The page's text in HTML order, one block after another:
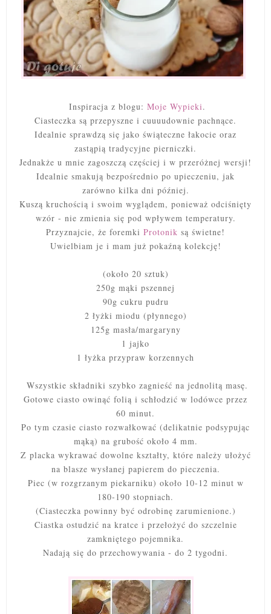
Inspiracja z blogu: Moje Wypieki.
Ciasteczka są przepyszne i cuuuudownie pachnące.
Idealnie sprawdzą się jako świąteczne łakocie oraz
zastąpią tradycyjne pierniczki.
Jednakże u mnie zagoszczą częściej i w przeróżnej wersji!
Idealnie smakują bezpośrednio po upieczeniu, jak
zarówno kilka dni później.
Kuszą kruchością i swoim wyglądem, ponieważ odciśnięty
wzór - nie zmienia się pod wpływem temperatury.
Przyznajcie, że foremki Protonik są świetne!
Uwielbiam je i mam już pokaźną kolekcję!
(około 20 sztuk)
250g mąki pszennej
90g cukru pudru
2 łyżki miodu (płynnego)
125g masła/margaryny
1 jajko
1 łyżka przypraw korzennych
Wszystkie składniki szybko zagnieść na jednolitą masę.
Gotowe ciasto owinąć folią i schłodzić w lodówce przez
60 minut.
Po tym czasie ciasto rozwałkować (delikatnie podsypując
mąką) na grubość około 4 mm.
Z placka wykrawać dowolne kształty, które należy ułożyć
na blasze wysłanej papierem do pieczenia.
Piec (w rozgrzanym piekarniku) około 10-12 minut w
180-190 stopniach.
(Ciasteczka powinny być odrobinę zarumienione.)
Ciastka ostudzić na kratce i przełożyć do szczelnie
zamkniętego pojemnika.
Nadają się do przechowywania - do 2 tygodni.